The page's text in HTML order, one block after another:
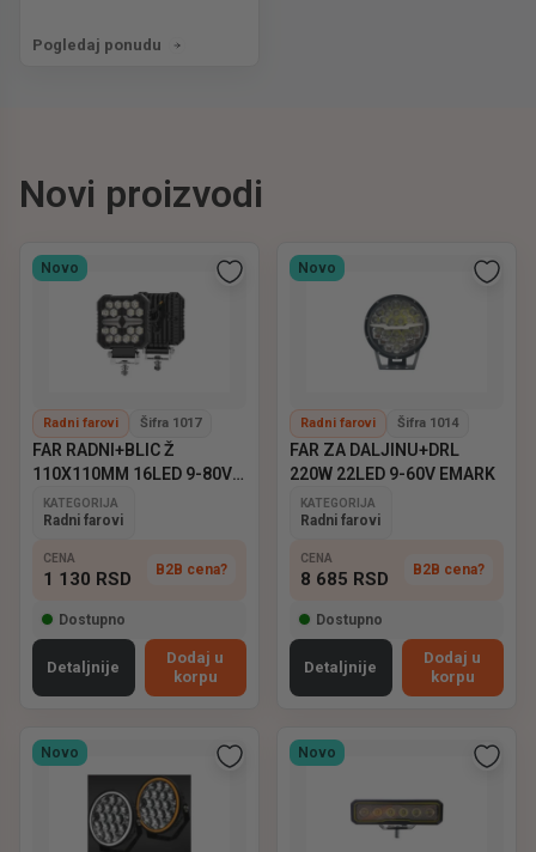
Pogledaj ponudu
Novi proizvodi
Novo
Radni farovi Šifra 1017
FAR RADNI+BLIC Ž
110X110MM 16LED 9-80V
EMARK
KATEGORIJA
Radni farovi
CENA
1 130 RSD B2B cena?
Dostupno
Detaljnije
Dodaj u
korpu
Novo
Radni farovi Šifra 1014
FAR ZA DALJINU+DRL
220W 22LED 9-60V EMARK
KATEGORIJA
Radni farovi
CENA
8 685 RSD B2B cena?
Dostupno
Detaljnije
Dodaj u
korpu
Novo Novo